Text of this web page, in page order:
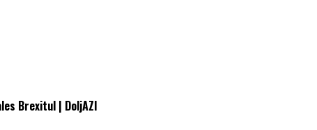
Brexitul | DoljAZI